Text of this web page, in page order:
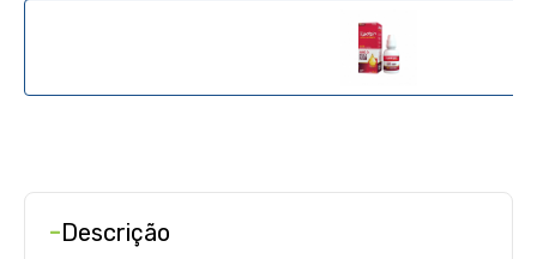
-Descrição